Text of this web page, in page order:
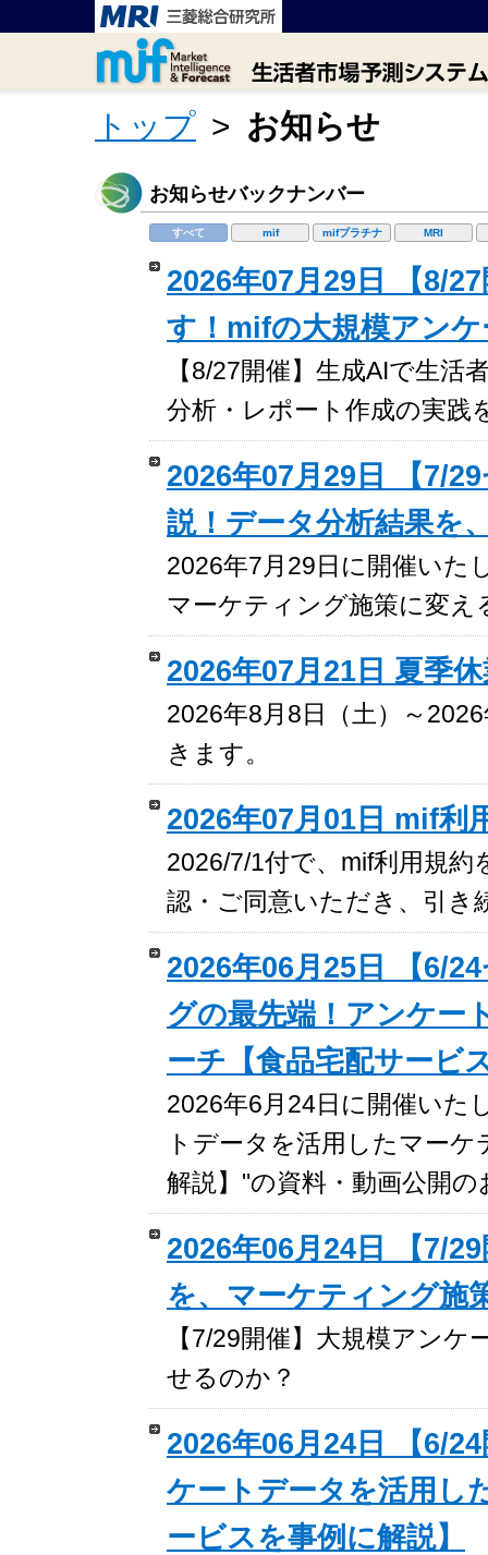
トップ > お知らせ
お知らせバックナンバー
すべて mif mifプラチナ MRI
2026年07月29日 【8/
す！mifの大規模アン
【8/27開催】生成AIで生
分析・レポート作成の実践
2026年07月29日 【7/
説！データ分析結果を
2026年7月29日に開催いた
マーケティング施策に変え
2026年07月21日 夏季
2026年8月8日（土）～
きます。
2026年07月01日 mif
2026/7/1付で、mif利用規
認・ご同意いただき、引き
2026年06月25日 【6/
グの最先端！アンケー
ーチ【食品宅配サービ
2026年6月24日に開催いた
トデータを活用したマー
解説】"の資料・動画公開
2026年06月24日 【7/
を、マーケティング施
【7/29開催】大規模アン
せるのか？
2026年06月24日 【6/
ケートデータを活用し
ービスを事例に解説】